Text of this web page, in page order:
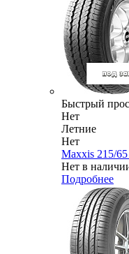
Быстрый
Нет
Летние
Нет
Maxxis 215/
Нет в
Подробнее